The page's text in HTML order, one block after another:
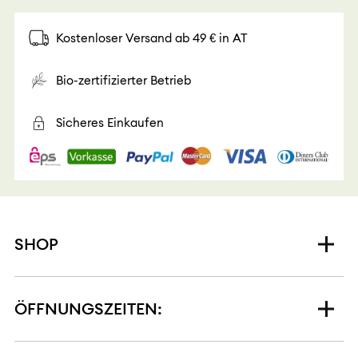
Kostenloser Versand ab 49 € in AT
Bio-zertifizierter Betrieb
Sicheres Einkaufen
SHOP
ÖFFNUNGSZEITEN: